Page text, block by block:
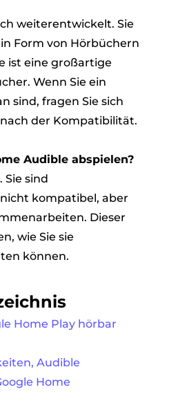
weiterentwickelt. Sie
Form von Hörbüchern
ist eine großartige
Wenn Sie ein
sind, fragen Sie sich
der Kompatibilität.
Audible abspielen?
Sie sind
kompatibel, aber
Dieser
wie Sie sie
können.
Home Play hörbar
Audible
Home